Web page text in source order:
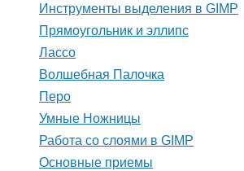
Инструменты выделения в GIMP
Прямоугольник и эллипс
Лассо
Волшебная Палочка
Перо
Умные Ножницы
Работа со слоями в GIMP
Основные приемы